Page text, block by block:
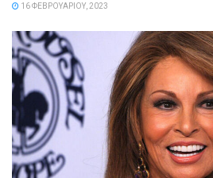
16 ΦΕΒΡΟΥΑΡΊΟΥ, 2023